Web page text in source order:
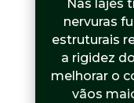
Nas lajes
nervuras
estruturais
a rigidez
melhorar o
vãos